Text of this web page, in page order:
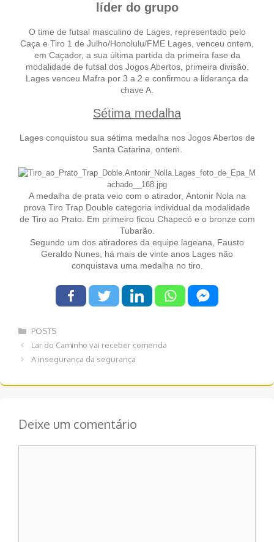
líder do grupo
O time de futsal masculino de Lages, representado pelo
Caça e Tiro 1 de Julho/Honolulu/FME Lages, venceu ontem,
em Caçador, a sua última partida da primeira fase da
modalidade de futsal dos Jogos Abertos, primeira divisão.
Lages venceu Mafra por 3 a 2 e confirmou a liderança da
chave A.
Sétima medalha
Lages conquistou sua sétima medalha nos Jogos Abertos de
Santa Catarina, ontem.
A medalha de prata veio com o atirador, Antonir Nola na
prova Tiro Trap Double categoria individual da modalidade
de Tiro ao Prato. Em primeiro ficou Chapecó e o bronze com
Tubarão.
Segundo um dos atiradores da equipe lageana, Fausto
Geraldo Nunes, há mais de vinte anos Lages não
conquistava uma medalha no tiro.
Categorias
POSTS
Navegação
de
Lar do Caminho vai receber comenda
A insegurança da segurança
Deixe um comentário